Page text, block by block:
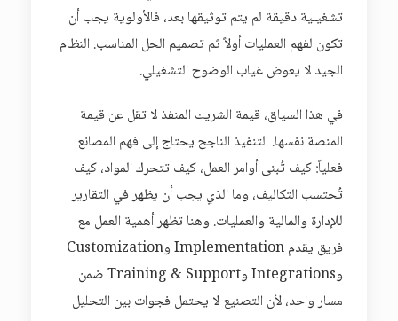
تشغيلية دقيقة لم يتم توثيقها بعد، فالأولوية يجب أن
تكون لفهم العمليات أولاً ثم تصميم الحل المناسب. النظام
الجيد لا يعوض غياب الوضوح التشغيلي.
في هذا السياق، قيمة الشريك المنفذ لا تقل عن قيمة
المنصة نفسها. التنفيذ الناجح يحتاج إلى فهم المصانع
فعلياً: كيف تُبنى أوامر العمل، كيف تتحرك المواد، كيف
تُحتسب التكاليف، وما الذي يجب أن يظهر في التقارير
للإدارة والمالية والعمليات. وهنا تظهر أهمية العمل مع
فريق يقدم Implementation وCustomization
وIntegrations وTraining & Support ضمن
مسار واحد، لأن التصنيع لا يحتمل فجوات بين التحليل